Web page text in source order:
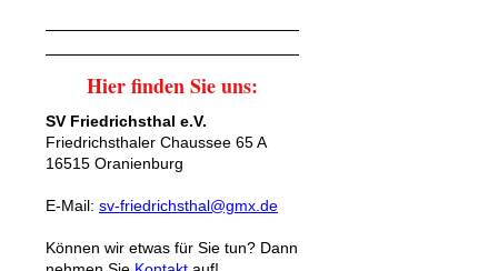
Hier finden Sie uns:
SV Friedrichsthal e.V.
Friedrichsthaler Chaussee 65 A
16515 Oranienburg
E-Mail: sv-friedrichsthal@gmx.de
Können wir etwas für Sie tun? Dann